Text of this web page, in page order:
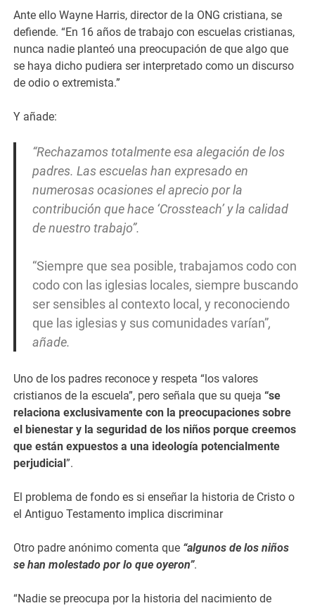
Ante ello Wayne Harris, director de la ONG cristiana, se
defiende. “En 16 años de trabajo con escuelas cristianas,
nunca nadie planteó una preocupación de que algo que
se haya dicho pudiera ser interpretado como un discurso
de odio o extremista.”
Y añade:
“Rechazamos totalmente esa alegación de los
padres. Las escuelas han expresado en
numerosas ocasiones el aprecio por la
contribución que hace ‘Crossteach’ y la calidad
de nuestro trabajo”.
“Siempre que sea posible, trabajamos codo con
codo con las iglesias locales, siempre buscando
ser sensibles al contexto local, y reconociendo
que las iglesias y sus comunidades varían”,
añade.
Uno de los padres reconoce y respeta “los valores
cristianos de la escuela”, pero señala que su queja “se
relaciona exclusivamente con la preocupaciones sobre
el bienestar y la seguridad de los niños porque creemos
que están expuestos a una ideología potencialmente
perjudicial”.
El problema de fondo es si enseñar la historia de Cristo o
el Antiguo Testamento implica discriminar
Otro padre anónimo comenta que “algunos de los niños
se han molestado por lo que oyeron”.
“Nadie se preocupa por la historia del nacimiento de